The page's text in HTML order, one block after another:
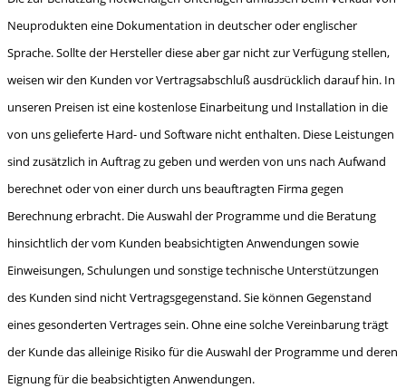
Neuprodukten eine Dokumentation in deutscher oder englischer
Sprache. Sollte der Hersteller diese aber gar nicht zur Verfügung stellen,
weisen wir den Kunden vor Vertragsabschluß aus­drücklich darauf hin. In
unseren Preisen ist eine kostenlose Einarbeitung und Installation in die
von uns gelieferte Hard- und Software nicht enthalten. Diese Leistungen
sind zusätzlich in Auftrag zu geben und werden von uns nach Aufwand
berechnet oder von einer durch uns beauftragten Firma gegen
Berechnung erbracht. Die Auswahl der Programme und die Beratung
hinsichtlich der vom Kunden beabsichtigten Anwendungen sowie
Einweisungen, Schulungen und sonstige technische Unterstützungen
des Kunden sind nicht Vertragsgegenstand. Sie können Gegenstand
eines gesonderten Vertrages sein. Ohne eine solche Vereinbarung trägt
der Kunde das alleinige Risiko für die Auswahl der Programme und deren
Eignung für die beabsichtigten Anwendungen.